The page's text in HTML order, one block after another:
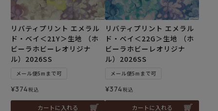
リバティプリント エメラル
ド・ベイ＜21Y＞生地 （ホ
ビーラホビーレオリジナ
ル）2026SS
メール便5mまで可
¥374税込
カートに入れる
リバティプリント エメラル
ド・ベイ＜22G＞生地 （ホ
ビーラホビーレオリジナ
ル）2026SS
メール便5mまで可
¥374税込
カートに入れる